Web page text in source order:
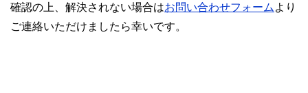
確認の上、解決されない場合はお問い合わせフォーム より
ご連絡いただけましたら幸いです。